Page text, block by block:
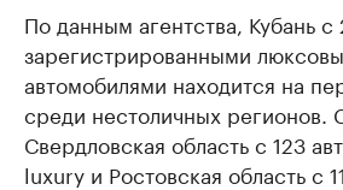
По данным агентства, Кубань с
зарегистрированными
автомобилями находится на
среди нестоличных регионов.
Свердловская область с 123
luxury и Ростовская область с